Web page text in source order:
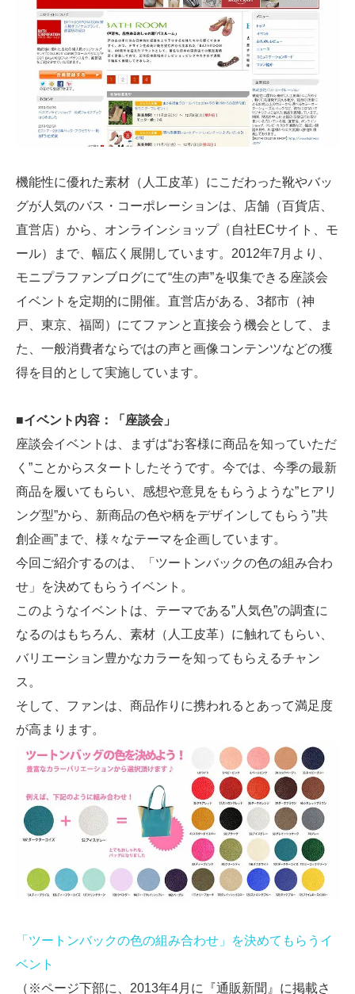
機能性に優れた素材（人工皮革）にこだわった靴やバッ
グが人気のバス・コーポレーションは、店舗（百貨店、
直営店）から、オンラインショップ（自社ECサイト、モ
ール）まで、幅広く展開しています。2012年7月より、
モニプラファンブログにて“生の声”を収集できる座談会
イベントを定期的に開催。直営店がある、3都市（神
戸、東京、福岡）にてファンと直接会う機会として、ま
た、一般消費者ならではの声と画像コンテンツなどの獲
得を目的として実施しています。
■イベント内容：「座談会」
座談会イベントは、まずは“お客様に商品を知っていただ
く”ことからスタートしたそうです。今では、今季の最新
商品を履いてもらい、感想や意見をもらうような”ヒアリ
ング型”から、新商品の色や柄をデザインしてもらう”共
創企画”まで、様々なテーマを企画しています。
今回ご紹介するのは、「ツートンバックの色の組み合わ
せ」を決めてもらうイベント。
このようなイベントは、テーマである”人気色”の調査に
なるのはもちろん、素材（人工皮革）に触れてもらい、
バリエーション豊かなカラーを知ってもらえるチャン
ス。
そして、ファンは、商品作りに携われるとあって満足度
が高まります。
「ツートンバックの色の組み合わせ」を決めてもらうイ
ベント
（※ページ下部に、2013年4月に『通販新聞』に掲載さ